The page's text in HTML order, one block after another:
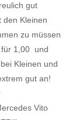
gut
den Kleinen
zu müssen
1,00  und
Kleinen und
gut an!
Vito